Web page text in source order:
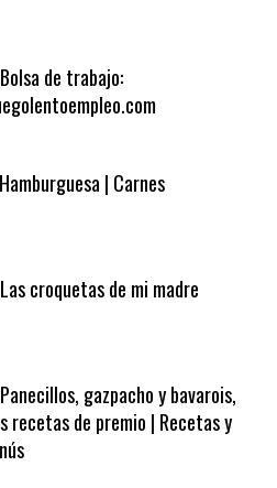
Bolsa de trabajo:
Hamburguesa | Carnes
Las croquetas de mi madre
Panecillos, gazpacho y bavarois,
recetas de premio | Recetas y